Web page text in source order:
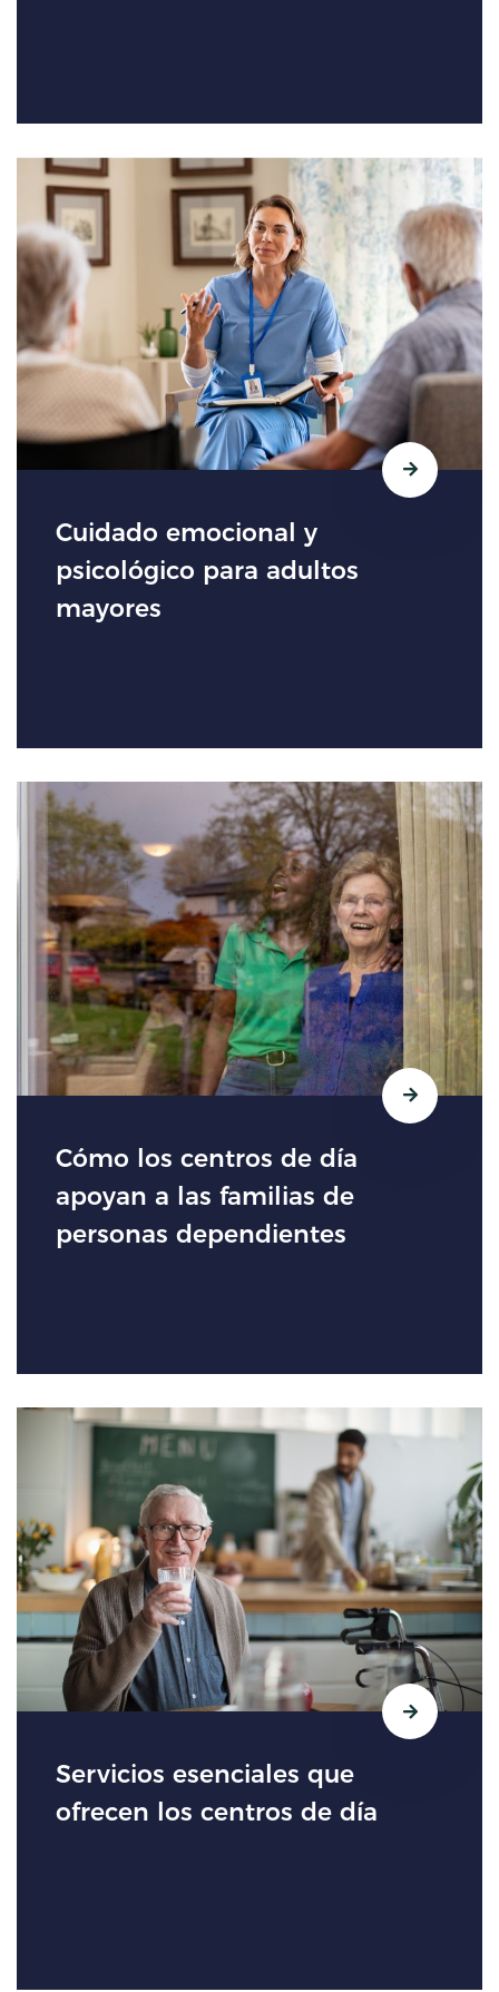
Cuidado emocional y
psicológico para adultos
mayores
Cómo los centros de día
apoyan a las familias de
personas dependientes
Servicios esenciales que
ofrecen los centros de día